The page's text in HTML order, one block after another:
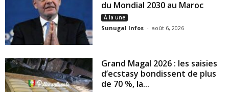
du Mondial 2030 au Maroc
À la une
Sunugal Infos - août 6, 2026
Grand Magal 2026 : les saisies
d’ecstasy bondissent de plus
de 70 %, la...